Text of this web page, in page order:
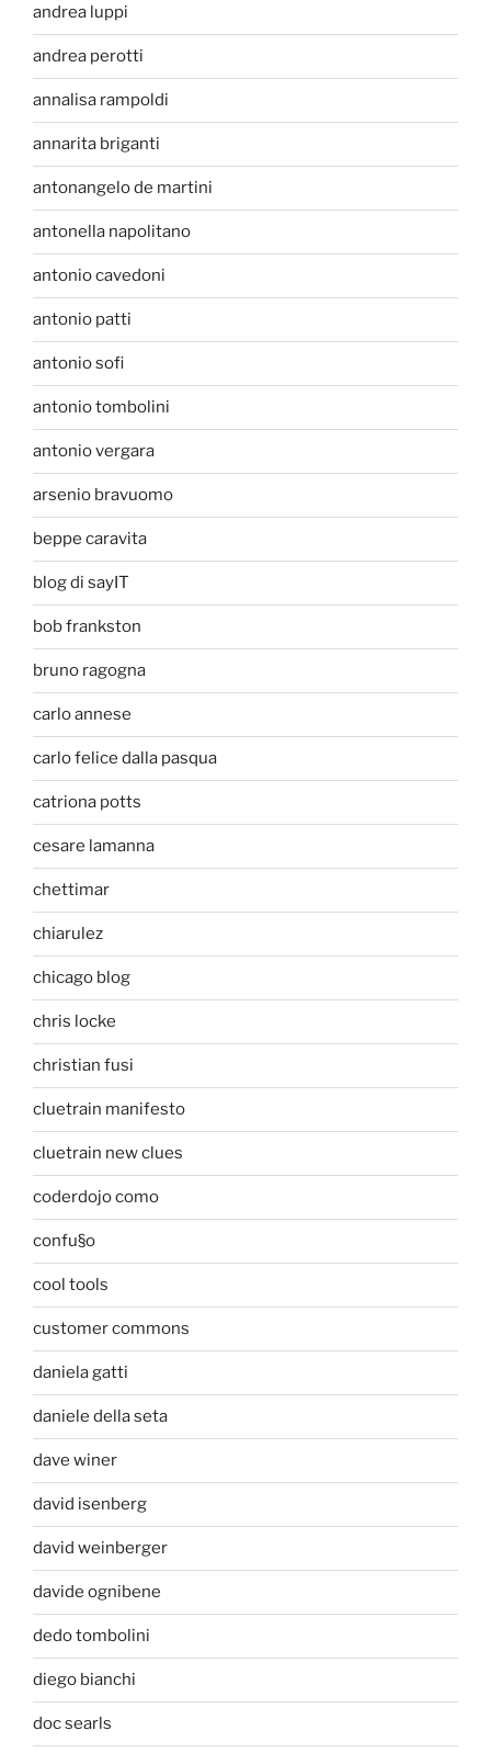
andrea luppi
andrea perotti
annalisa rampoldi
annarita briganti
antonangelo de martini
antonella napolitano
antonio cavedoni
antonio patti
antonio sofi
antonio tombolini
antonio vergara
arsenio bravuomo
beppe caravita
blog di sayIT
bob frankston
bruno ragogna
carlo annese
carlo felice dalla pasqua
catriona potts
cesare lamanna
chettimar
chiarulez
chicago blog
chris locke
christian fusi
cluetrain manifesto
cluetrain new clues
coderdojo como
confu§o
cool tools
customer commons
daniela gatti
daniele della seta
dave winer
david isenberg
david weinberger
davide ognibene
dedo tombolini
diego bianchi
doc searls